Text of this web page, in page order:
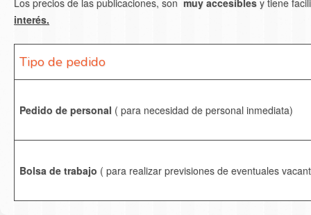
Los precios de las publicaciones, son muy accesibles y tiene
interés.
Tipo de pedido
Pedido de personal ( para necesidad de personal inmediata)
Bolsa de trabajo ( para realizar previsiones de eventuales